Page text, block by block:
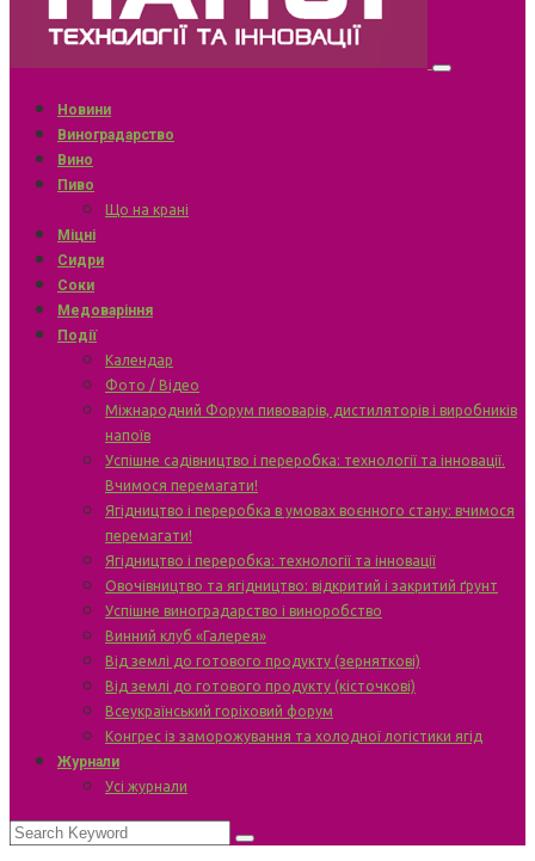
Новини
Виноградарство
Вино
Пиво
Що на крані
Міцні
Сидри
Соки
Медоваріння
Події
Календар
Фото / Відео
Міжнародний Форум пивоварів, дистиляторів і виробників
напоїв
Успішне садівництво і переробка: технології та інновації.
Вчимося перемагати!
Ягідництво і переробка в умовах воєнного стану: вчимося
перемагати!
Ягідництво і переробка: технології та інновації
Овочівництво та ягідництво: відкритий і закритий ґрунт
Успішне виноградарство і виноробство
Винний клуб «Галерея»
Від землі до готового продукту (зерняткові)
Від землі до готового продукту (кісточкові)
Всеукраїнський горіховий форум
Конгрес із заморожування та холодної логістики ягід
Журнали
Усі журнали